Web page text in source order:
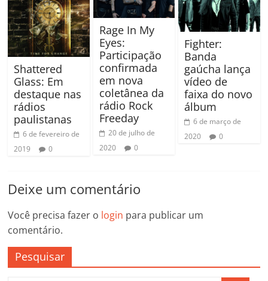
Shattered
Glass: Em
destaque nas
rádios
paulistanas
6 de fevereiro de
2019
0
Rage In My
Eyes:
Participação
confirmada
em nova
coletânea da
rádio Rock
Freeday
20 de julho de
2020
0
Fighter:
Banda
gaúcha lança
vídeo de
faixa do novo
álbum
6 de março de
2020
0
Deixe um comentário
Você precisa fazer o login para publicar um
comentário.
Pesquisar